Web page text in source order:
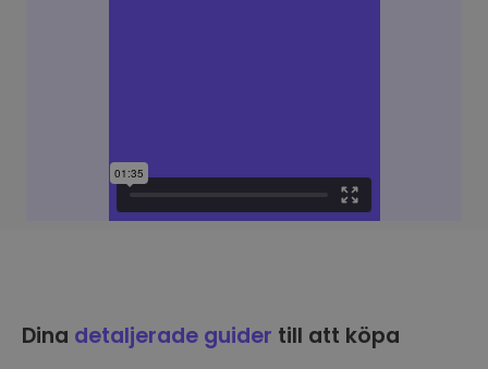
Dina detaljerade guider till att köpa